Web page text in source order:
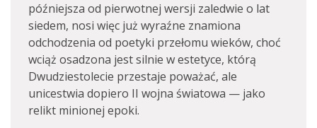
późniejsza od pierwotnej wersji zaledwie o lat
siedem, nosi więc już wyraźne znamiona
odchodzenia od poetyki przełomu wieków, choć
wciąż osadzona jest silnie w estetyce, którą
Dwudziestolecie przestaje poważać, ale
unicestwia dopiero II wojna światowa — jako
relikt minionej epoki.